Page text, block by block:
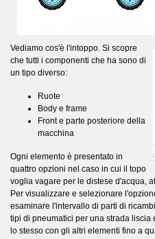
Vediamo cos'è l'intoppo. Si scopre
che tutti i componenti che ha sono di
un tipo diverso:
Ruote
Body e frame
Front e parte posteriore della
macchina
Ogni elemento è presentato in
quattro opzioni nel caso in cui il topo
voglia vagare per le distese d'acqua,
Per visualizzare e selezionare
esaminare l'intervallo di parti di
tipi di pneumatici per una strada liscia
lo stesso con gli altri elementi fino a